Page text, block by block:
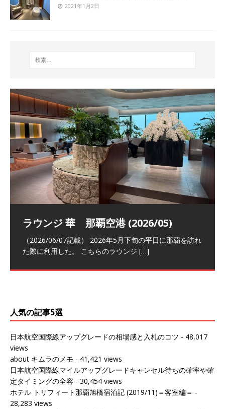
2021年1月2日
祝！日本航空・マリオットの戦略パー
トナーシップによるFOP無料付与とス
テイタスマッチ
ラウンジ 華 那覇空港 (2026/05)
（2026/06/07記載） 2026年5月下旬の平日に那覇を訪れ
た際に利用した。 こちらのラウンジ […]
The Coral Executive Lounge スワ
ンナプーム国際空港国内線ラウンジ
(2026/01)
日本航空 羽田空港国際線ファースト
クラスラウンジ (2026/01)
（2026/03/18記載） 2026年1月、毎年恒例の新年の羽田
バンコクエアウェイズ スワンナプー
ム国際空港国内線ラウンジ (2026/01)
（2026/03/13記載） 2026年1月上旬にバンコク経由でチ
人気の記事5選
日本航空国際線アップグレードの相場感と入札のコツ - 48,017
views
about キムラのメモ - 41,421 views
日本航空国際線マイルアップグレードキャンセル待ちの確率や確
定タイミングの全容 - 30,454 views
ホテル トリフィート那覇旭橋宿泊記 (2019/11)＝客室編＝ -
28,283 views